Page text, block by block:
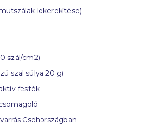
lekerekítése)
szál/cm2)
szál súlya 20 g)
festék
Csehországban